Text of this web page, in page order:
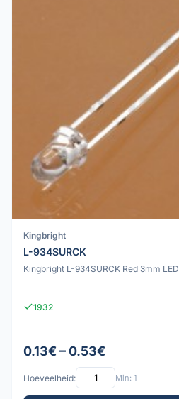
Kingbright
L-934SURCK
Kingbright L-934SURCK Red 3mm LED
1932
0.13€ – 0.53€
Hoeveelheid: Min: 1